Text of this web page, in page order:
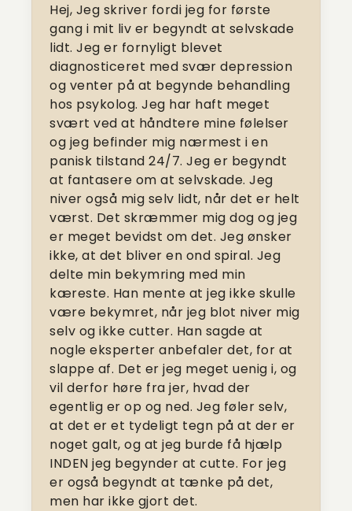
Hej, Jeg skriver fordi jeg for første
gang i mit liv er begyndt at selvskade
lidt. Jeg er fornyligt blevet
diagnosticeret med svær depression
og venter på at begynde behandling
hos psykolog. Jeg har haft meget
svært ved at håndtere mine følelser
og jeg befinder mig nærmest i en
panisk tilstand 24/7. Jeg er begyndt
at fantasere om at selvskade. Jeg
niver også mig selv lidt, når det er helt
værst. Det skræmmer mig dog og jeg
er meget bevidst om det. Jeg ønsker
ikke, at det bliver en ond spiral. Jeg
delte min bekymring med min
kæreste. Han mente at jeg ikke skulle
være bekymret, når jeg blot niver mig
selv og ikke cutter. Han sagde at
nogle eksperter anbefaler det, for at
slappe af. Det er jeg meget uenig i, og
vil derfor høre fra jer, hvad der
egentlig er op og ned. Jeg føler selv,
at det er et tydeligt tegn på at der er
noget galt, og at jeg burde få hjælp
INDEN jeg begynder at cutte. For jeg
er også begyndt at tænke på det,
men har ikke gjort det.